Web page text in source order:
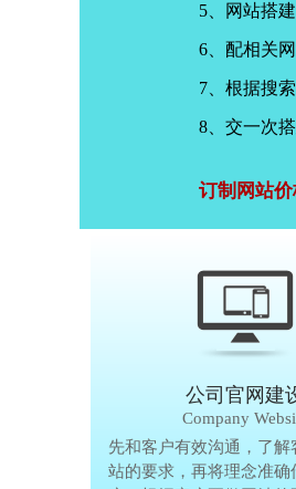
5、网站搭
6、配相关
7、根据搜
8、交一次
订制网站
公司官网建
Company
先和客户有效沟通，了解
站的要求，再将理念准确